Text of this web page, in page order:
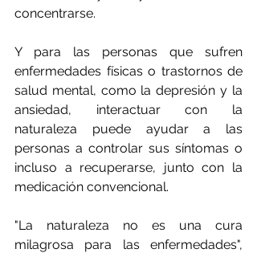
concentrarse.
Y para las personas que sufren
enfermedades físicas o trastornos de
salud mental, como la depresión y la
ansiedad, interactuar con la
naturaleza puede ayudar a las
personas a controlar sus síntomas o
incluso a recuperarse, junto con la
medicación convencional.
"La naturaleza no es una cura
milagrosa para las enfermedades",